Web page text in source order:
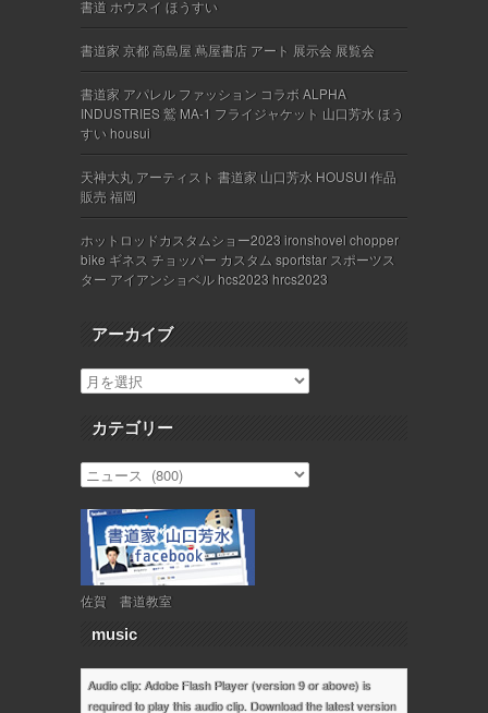
書道 ホウスイ ほうすい
書道家 京都 高島屋 蔦屋書店 アート 展示会 展覧会
書道家 アパレル ファッション コラボ ALPHA
INDUSTRIES 鷲 MA-1 フライジャケット 山口芳水 ほう
すい housui
天神大丸 アーティスト 書道家 山口芳水 HOUSUI 作品
販売 福岡
ホットロッドカスタムショー2023 ironshovel chopper
bike ギネス チョッパー カスタム sportstar スポーツス
ター アイアンショベル hcs2023 hrcs2023
アーカイブ
カテゴリー
佐賀 書道教室
music
Audio clip: Adobe Flash Player (version 9 or above) is
required to play this audio clip. Download the latest version